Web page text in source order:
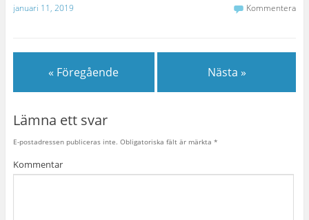
januari 11, 2019 Kommentera
« Föregående Nästa »
Lämna ett svar
E-postadressen publiceras inte. Obligatoriska fält är märkta *
Kommentar